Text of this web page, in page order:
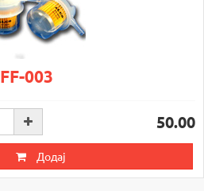
FF-003
50.00
Додај